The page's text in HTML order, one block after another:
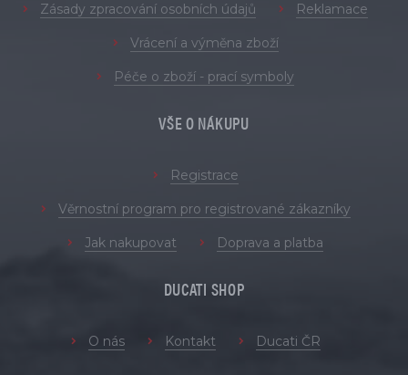
Zásady zpracování osobních údajů Reklamace
Vrácení a výměna zboží
Péče o zboží - prací symboly
VŠE O NÁKUPU
Registrace
Věrnostní program pro registrované zákazníky
Jak nakupovat Doprava a platba
DUCATI SHOP
O nás Kontakt Ducati ČR